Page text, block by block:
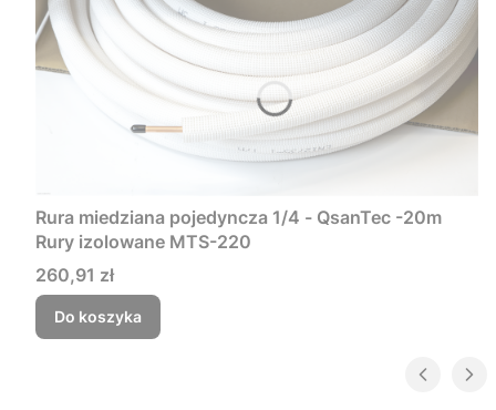
Rura miedziana pojedyncza 1/4 - QsanTec -20m
Rury izolowane MTS-220
Cena
260,91 zł
Do koszyka